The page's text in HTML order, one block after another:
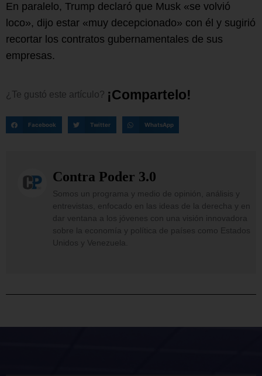
En paralelo, Trump declaró que Musk «se volvió
loco», dijo estar «muy decepcionado» con él y sugirió
recortar los contratos gubernamentales de sus
empresas.
¿Te gustó este artículo? ¡Comparte o!
Facebook Twitter WhatsApp
Contra Poder 3.0
Somos un programa y medio de opinión, análisis y
entrevistas, enfocado en las ideas de la derecha y en
dar ventana a los jóvenes con una visión innovadora
sobre la economía y política de países como Estados
Unidos y Venezuela.